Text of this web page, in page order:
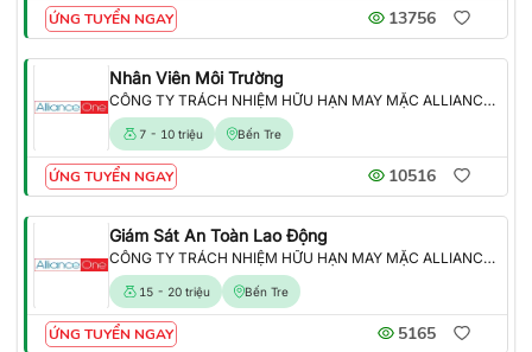
ỨNG TUYỂN NGAY 13756
Nhân Viên Môi Trường
CÔNG TY TRÁCH NHIỆM HỮU HẠN MAY MẶC ALLIANCE ONE
7 - 10 triệu Bến Tre
ỨNG TUYỂN NGAY 10516
Giám Sát An Toàn Lao Động
CÔNG TY TRÁCH NHIỆM HỮU HẠN MAY MẶC ALLIANCE ONE
15 - 20 triệu Bến Tre
ỨNG TUYỂN NGAY 5165